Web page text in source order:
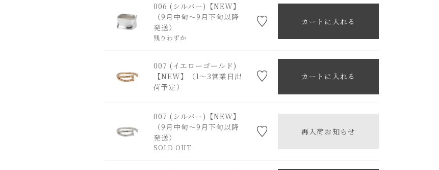
006 (シルバー)【NEW】
（9月中旬～9月下旬以降
発送）
残りわずか
カートに入れる
007 (イエローゴールド)
【NEW】（1～3営業日出
荷予定）
カートに入れる
007 (シルバー)【NEW】
（9月中旬～9月下旬以降
発送）
SOLD OUT
再入荷お知らせ